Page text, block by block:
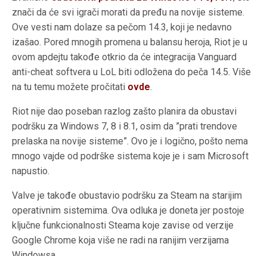
znači da će svi igrači morati da pređu na novije sisteme.
Ove vesti nam dolaze sa pečom 14.3, koji je nedavno
izašao. Pored mnogih promena u balansu heroja, Riot je u
ovom apdejtu takođe otkrio da će integracija Vanguard
anti-cheat softvera u LoL biti odložena do peča 14.5. Više
na tu temu možete pročitati ovde.
Riot nije dao poseban razlog zašto planira da obustavi
podršku za Windows 7, 8 i 8.1, osim da ”prati trendove
prelaska na novije sisteme”. Ovo je i logično, pošto nema
mnogo vajde od podrške sistema koje je i sam Microsoft
napustio.
Valve je takođe obustavio podršku za Steam na starijim
operativnim sistemima. Ova odluka je doneta jer postoje
ključne funkcionalnosti Steama koje zavise od verzije
Google Chrome koja više ne radi na ranijim verzijama